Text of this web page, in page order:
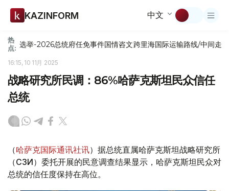
KAZINFORM 中文
热
点: 选举-2026总统府任免事件国情咨文跨里海国际运输路线/中间走廊
16:15, 10 11月 2025
战略研究所民调：86%哈萨克斯坦民众信任
总统
（哈萨克国际通讯社讯）据总统直属哈萨克斯坦战略研究所
（ҚСЗИ）委托开展的民意调查结果显示，哈萨克斯坦民众对
总统的信任度保持在高位。